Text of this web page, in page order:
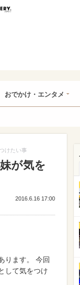
おでかけ・エンタメ
けたい事
が気を
2016.6.16 17:00
ります。 今回
して気をつけ